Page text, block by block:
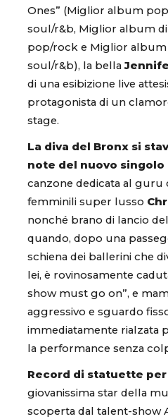
Ones” (Miglior album
soul/r&b, Miglior album
pop/rock e Miglior album
soul/r&b), la bella
di una esibizione live
protagonista di un
stage.
La diva del Bronx si
note del nuovo singolo
canzone dedicata al guru
femminili super lusso
nonché brano di lancio
quando, dopo una
schiena dei ballerini che
lei, è rovinosamente
show must go on”, e
aggressivo e sguardo
immediatamente rialzata
la performance senza
Record di statuette
giovanissima star della
scoperta dal talent-show